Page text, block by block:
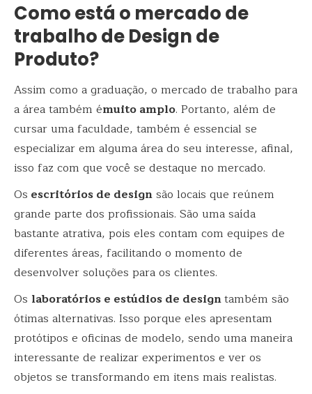
Como está o mercado de
trabalho de Design de
Produto?
Assim como a graduação, o mercado de trabalho para
a área também émuito amplo. Portanto, além de
cursar uma faculdade, também é essencial se
especializar em alguma área do seu interesse, afinal,
isso faz com que você se destaque no mercado.
Os escritórios de designsão locais que reúnem
grande parte dos profissionais. São uma saída
bastante atrativa, pois eles contam com equipes de
diferentes áreas, facilitando o momento de
desenvolver soluções para os clientes.
Os laboratórios e estúdios de designtambém são
ótimas alternativas. Isso porque eles apresentam
protótipos e oficinas de modelo, sendo uma maneira
interessante de realizar experimentos e ver os
objetos se transformando em itens mais realistas.